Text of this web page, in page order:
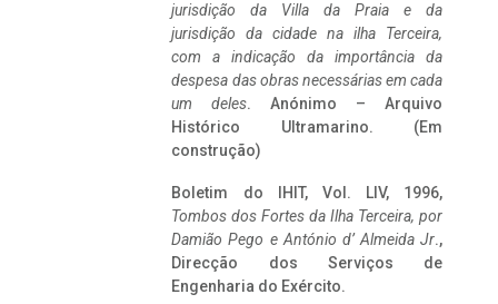
jurisdição da Villa da Praia e da
jurisdição da cidade na ilha Terceira,
com a indicação da importância da
despesa das obras necessárias em cada
um deles. Anónimo – Arquivo
Histórico Ultramarino. (Em
construção)
Boletim do IHIT, Vol. LIV, 1996,
Tombos dos Fortes da Ilha Terceira, por
Damião Pego e António d’ Almeida Jr.,
Direcção dos Serviços de
Engenharia do Exército.